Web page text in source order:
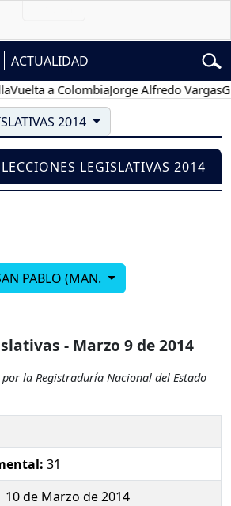
ACTUALIDAD
Vuelta a ColombiaJorge Alfredo Vargas
2014
LEGISLATIVAS 2014
PABLO (MAN.
- Marzo 9 de 2014
la Registraduría Nacional del Estado
31
10 de Marzo de 2014